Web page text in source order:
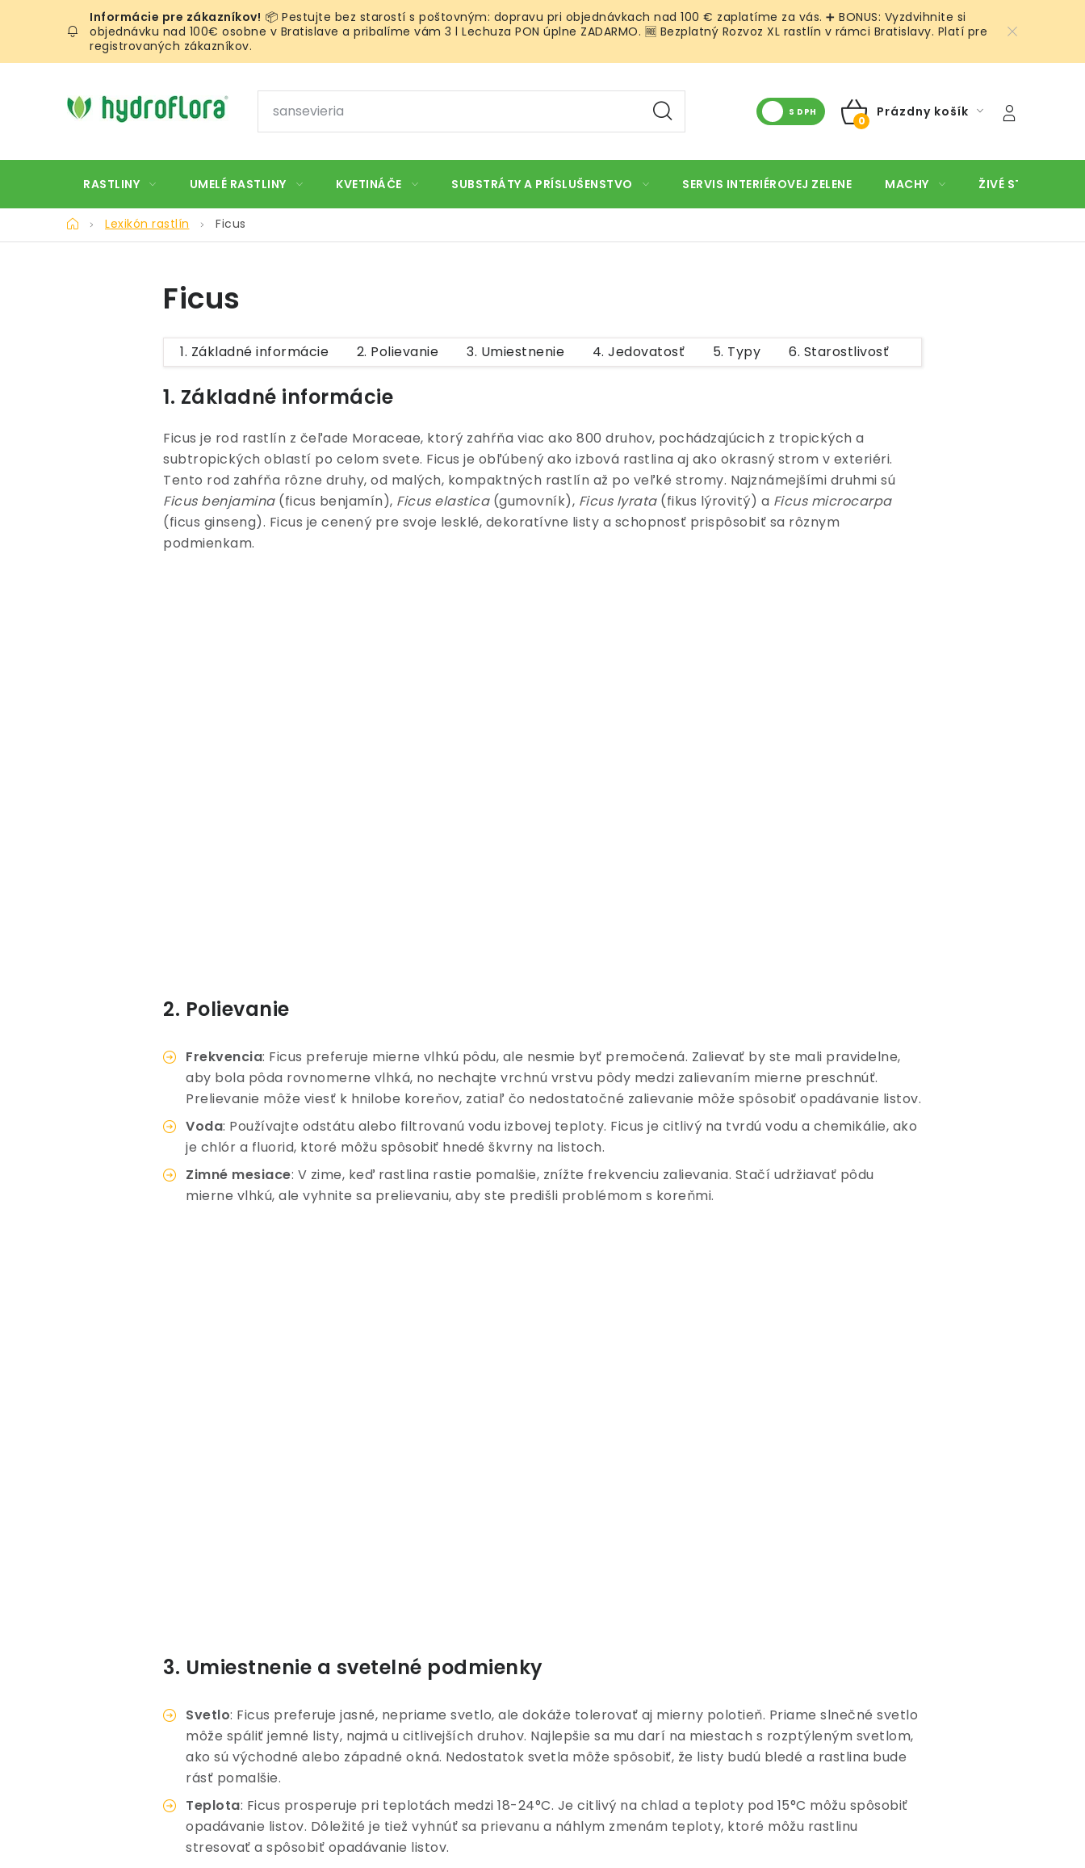
📦 Pestujte bez starostí s poštovným: dopravu pri objednávkach nad 100 € zaplatíme za vás. ➕ BONUS: Vyzdvihnite si
objednávku nad 100€ osobne v Bratislave a pribalíme vám 3 l Lechuza PON úplne ZADARMO. 🆓 Bezplatný Rozvoz XL rastlín v rámci Bratislavy. Platí pre
registrovaných zákazníkov.
S DPH
NÁKUPNÝ
Prázdny košík
RASTLINY UMELÉ RASTLINY KVETINÁČE SUBSTRÁTY A PRÍSLUŠENSTVO SERVIS INTERIÉROVEJ ZELENE MACHY ŽIVÉ STENY
DomovLexikón rastlín Ficus
Ficus
1. Základné informácie 2. Polievanie 3. Umiestnenie 4. Jedovatosť 5. Typy 6. Starostlivosť
1. Základné informácie
Ficus je rod rastlín z čeľade Moraceae, ktorý zahŕňa viac ako 800 druhov, pochádzajúcich z tropických a
subtropických oblastí po celom svete. Ficus je obľúbený ako izbová rastlina aj ako okrasný strom v exteriéri.
Tento rod zahŕňa rôzne druhy, od malých, kompaktných rastlín až po veľké stromy. Najznámejšími druhmi sú
Ficus benjamina(ficus benjamín), Ficus elastica(gumovník), Ficus lyrata(fikus lýrovitý) a Ficus microcarpa
(ficus ginseng). Ficus je cenený pre svoje lesklé, dekoratívne listy a schopnosť prispôsobiť sa rôznym
podmienkam.
2. Polievanie
Frekvencia: Ficus preferuje mierne vlhkú pôdu, ale nesmie byť premočená. Zalievať by ste mali pravidelne,
aby bola pôda rovnomerne vlhká, no nechajte vrchnú vrstvu pôdy medzi zalievaním mierne preschnúť.
Prelievanie môže viesť k hnilobe koreňov, zatiaľ čo nedostatočné zalievanie môže spôsobiť opadávanie listov.
Voda: Používajte odstátu alebo filtrovanú vodu izbovej teploty. Ficus je citlivý na tvrdú vodu a chemikálie, ako
je chlór a fluorid, ktoré môžu spôsobiť hnedé škvrny na listoch.
Zimné mesiace: V zime, keď rastlina rastie pomalšie, znížte frekvenciu zalievania. Stačí udržiavať pôdu
mierne vlhkú, ale vyhnite sa prelievaniu, aby ste predišli problémom s koreňmi.
3. Umiestnenie a svetelné podmienky
Svetlo: Ficus preferuje jasné, nepriame svetlo, ale dokáže tolerovať aj mierny polotieň. Priame slnečné svetlo
môže spáliť jemné listy, najmä u citlivejších druhov. Najlepšie sa mu darí na miestach s rozptýleným svetlom,
ako sú východné alebo západné okná. Nedostatok svetla môže spôsobiť, že listy budú bledé a rastlina bude
rásť pomalšie.
Teplota: Ficus prosperuje pri teplotách medzi 18-24°C. Je citlivý na chlad a teploty pod 15°C môžu spôsobiť
opadávanie listov. Dôležité je tiež vyhnúť sa prievanu a náhlym zmenám teploty, ktoré môžu rastlinu
stresovať a spôsobiť opadávanie listov.